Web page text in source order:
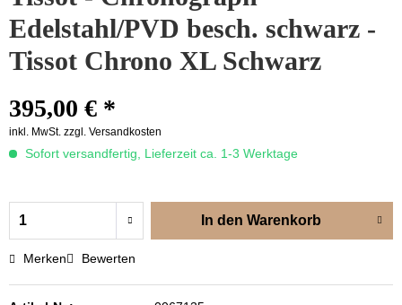
Edelstahl/PVD besch. schwarz -
Tissot Chrono XL Schwarz
395,00 € *
inkl. MwSt. zzgl. Versandkosten
Sofort versandfertig, Lieferzeit ca. 1-3 Werktage
In den Warenkorb
Merken Bewerten